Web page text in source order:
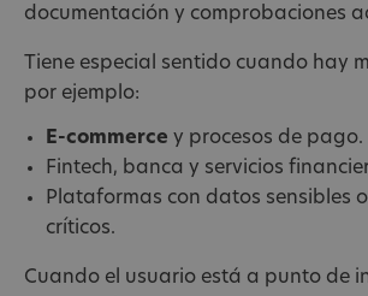
documentación y comprobaciones
Tiene especial sentido cuando hay
por ejemplo:
E-commerce y procesos de pago.
Fintech, banca y servicios
Plataformas con datos sensibles
críticos.
Cuando el usuario está a punto de